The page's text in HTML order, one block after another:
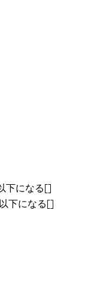
下になる[]
下になる[]